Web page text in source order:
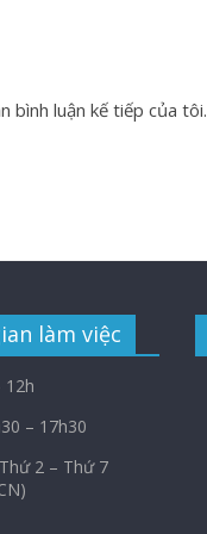
bình luận kế tiếp của tôi.
làm việc
12h
– 17h30
Thứ 2 – Thứ 7